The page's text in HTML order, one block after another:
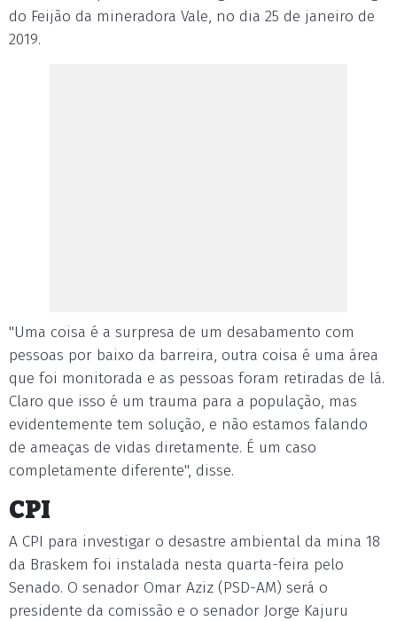
do Feijão da mineradora Vale, no dia 25 de janeiro de
2019.
"Uma coisa é a surpresa de um desabamento com
pessoas por baixo da barreira, outra coisa é uma área
que foi monitorada e as pessoas foram retiradas de lá.
Claro que isso é um trauma para a população, mas
evidentemente tem solução, e não estamos falando
de ameaças de vidas diretamente. É um caso
completamente diferente", disse.
CPI
A CPI para investigar o desastre ambiental da mina 18
da Braskem foi instalada nesta quarta-feira pelo
Senado. O senador Omar Aziz (PSD-AM) será o
presidente da comissão e o senador Jorge Kajuru